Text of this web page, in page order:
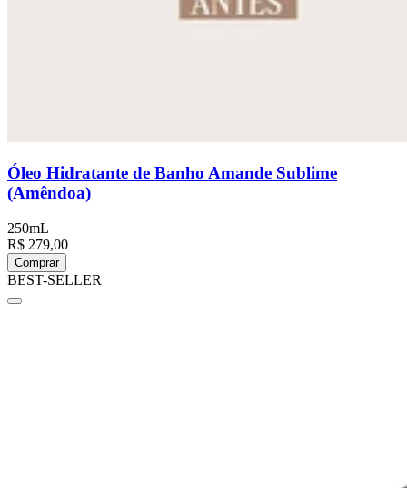
Óleo Hidratante de Banho Amande Sublime
(Amêndoa)
250mL
R$ 279,00
Comprar
BEST-SELLER